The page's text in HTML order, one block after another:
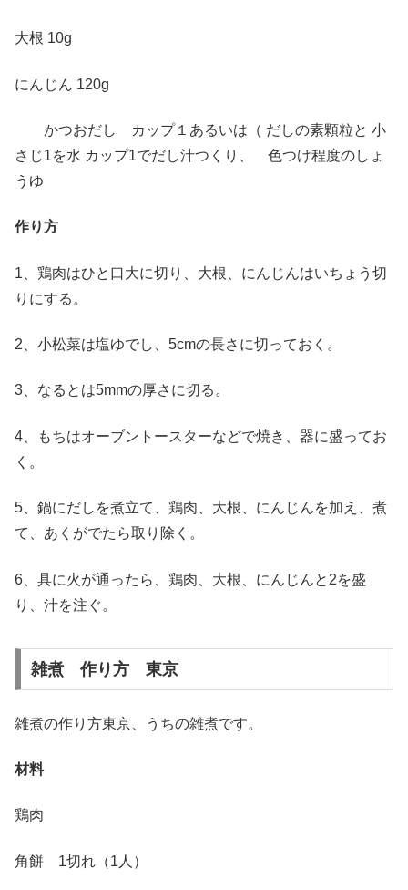
大根 10g
にんじん 120g
かつおだし カップ１あるいは（ だしの素顆粒と 小
さじ1を水 カップ1でだし汁つくり、 色つけ程度のしょ
うゆ
作り方
1、鶏肉はひと口大に切り、大根、にんじんはいちょう切
りにする。
2、小松菜は塩ゆでし、5cmの長さに切っておく。
3、なるとは5mmの厚さに切る。
4、もちはオーブントースターなどで焼き、器に盛ってお
く。
5、鍋にだしを煮立て、鶏肉、大根、にんじんを加え、煮
て、あくがでたら取り除く。
6、具に火が通ったら、鶏肉、大根、にんじんと2を盛
り、汁を注ぐ。
雑煮 作り方 東京
雑煮の作り方東京、うちの雑煮です。
材料
鶏肉
角餅 1切れ（1人）